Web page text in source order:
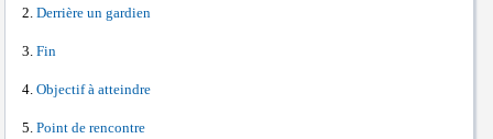
Derrière un gardien
Fin
Objectif à atteindre
Point de rencontre